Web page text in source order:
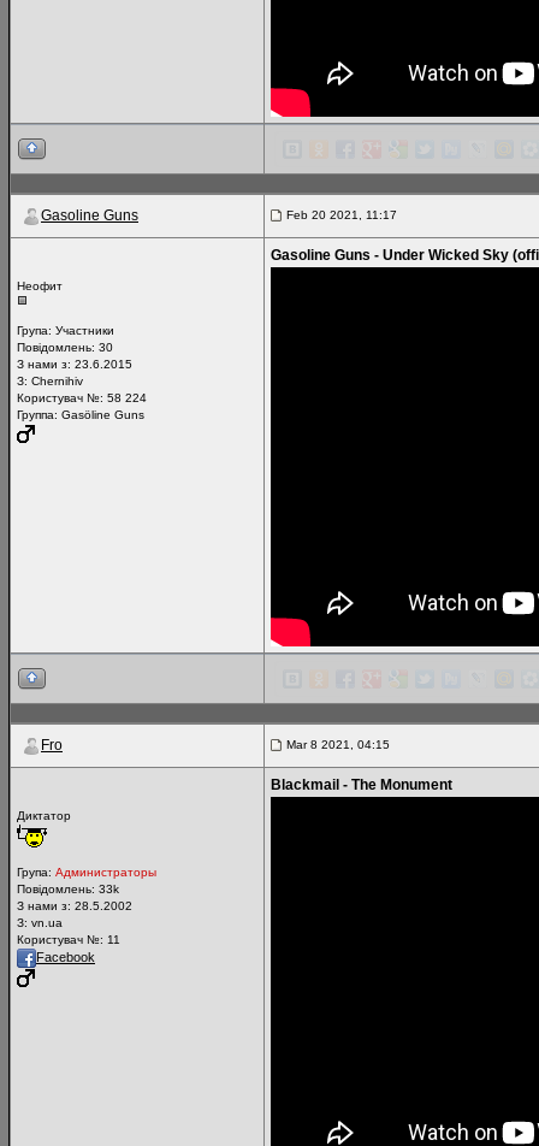
Gasoline Guns Feb 20 2021, 11:17
Неофит
Група: Участники
Повідомлень: 30
З нами з: 23.6.2015
З: Chernihiv
Користувач №: 58 224
Группа: Gasӧline Guns
Gasoline Guns - Under Wicked Sky
Fro Mar 8 2021, 04:15
Диктатор
Група: Администраторы
Повідомлень: 33k
З нами з: 28.5.2002
З: vn.ua
Користувач №: 11
Facebook
Blackmail - The Monument